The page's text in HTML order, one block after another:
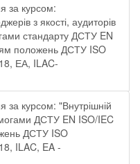
за курсом:
з якості, аудиторів
стандарту ДСТУ EN
положень ДСТУ ISO
ЕА, ILAC-
за курсом: "Внутрішній
ДСТУ EN ISO/IEC
ДСТУ ISO
ILAC, EA -